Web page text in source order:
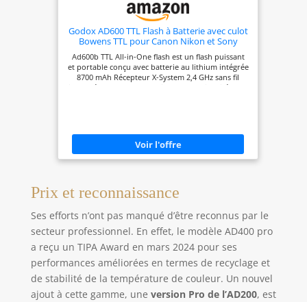
que vous obtiendrez : 1 lampe de poche Godox
AD-360, 1 tube de flash, 1 sac de protection, 1 mini
support, 1 réflecteur, 1 câble d'alimentation, 2
diffuseurs réflecteurs, 1 bloc d'alimentation PB960
noir et orange, 1 chargeur AC, 1 bandoulière, 1
manuel (français non garanti)
Godox AD600 TTL Flash à Batterie avec culot
Bowens TTL pour Canon Nikon et Sony
Puissance AD600 TTL
Ad600b TTL All-in-One flash est un flash puissant
et portable conçu avec batterie au lithium intégrée
8700 mAh Récepteur X-System 2,4 GHz sans fil
intergré 10W LED lampe pilote : la luminosité peut
Prix et reconnaissance
Ses efforts n’ont pas manqué d’être reconnus par le
secteur professionnel. En effet, le modèle AD400 pro
a reçu un TIPA Award en mars 2024 pour ses
performances améliorées en termes de recyclage et
de stabilité de la température de couleur. Un nouvel
ajout à cette gamme, une version Pro de l’AD200, est